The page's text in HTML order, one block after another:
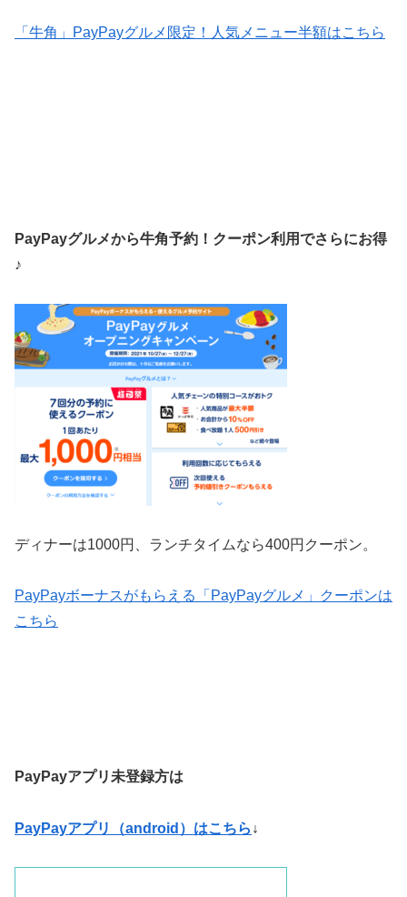
「牛角」PayPayグルメ限定！人気メニュー半額はこちら
PayPayグルメから牛角予約！クーポン利用でさらにお得
♪
ディナーは1000円、ランチタイムなら400円クーポン。
PayPayボーナスがもらえる「PayPayグルメ」クーポンは
こちら
PayPayアプリ未登録方は
PayPayアプリ（android）はこちら ↓